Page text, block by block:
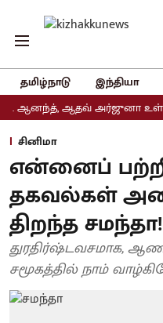
தமிழ்நாடு இந்தியா
ஆதவ் அர்ஜுனா
சினிமா
என்னைப்
தகவல்கள்
திறந்த சமந்தா!
துரதிர்ஷ்டவசமாக,
சமூகத்தில் நாம்